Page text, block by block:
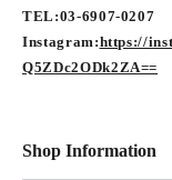
TEL:03-6907-0207
Instagram:https://
Q5ZDc2ODk2ZA==
Shop Information